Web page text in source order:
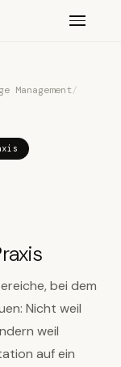
Management/
bei dem
Nicht weil
weil
auf ein